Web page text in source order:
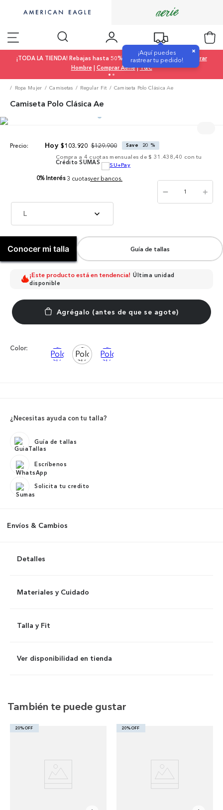
¡Aquí puedes
rastrear tu pedido!
×
¡TODA LA TIENDA! Rebajas hasta 50% OFF |Comprar Mujer|
Comprar
Hombre | Comprar Aerie|T&C
Ropa Mujer Camisetas Regular Fit Camiseta Polo Clásica Ae
Camiseta Polo Clásica Ae
Precio: $103. 920 $129.900 Save 20 %
Compra a 4 cuotas mensuales de $ 31.438,40 con tu
Crédito SUMAS
0% Interés 3 cuotasver bancos.
L
＋
－
Conocer mi talla Guía de tallas
¡Este producto está en tendencia! Última unidad
disponible
Color:
¿Necesitas ayuda con tu talla?
Guía de tallas
Escríbenos
Solicita tu credito
Envíos & Cambios
Detalles
Materiales y Cuidado
Talla y Fit
Ver disponibilidad en tienda
También te puede gustar
20% OFF 20% OFF